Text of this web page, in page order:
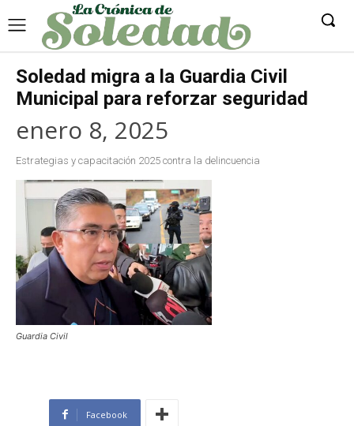
Soledad migra a la Guardia Civil
Municipal para reforzar seguridad
enero 8, 2025
Estrategias y capacitación 2025 contra la delincuencia
Guardia Civil
Facebook